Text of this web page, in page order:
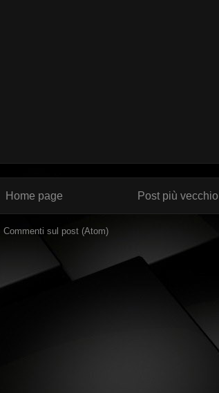
Post più vecchio
Home page
Commenti sul post (Atom)